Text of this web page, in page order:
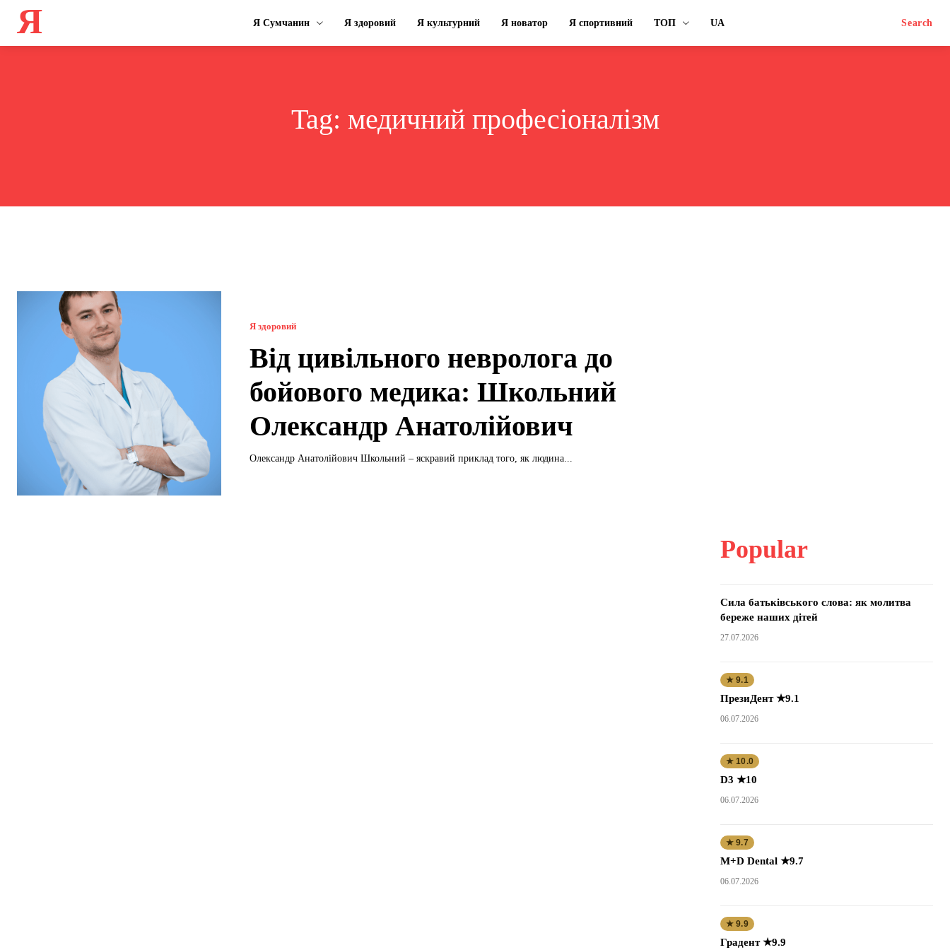
Я Я Сумчанин Я здоровий Я культурний Я новатор Я спортивний ТОП UA Search
Tag: медичний професіоналізм
Я здоровий
Від цивільного невролога до
бойового медика: Школьний
Олександр Анатолійович
Олександр Анатолійович Школьний – яскравий приклад того, як людина...
Popular
Сила батьківського слова: як молитва
береже наших дітей
27.07.2026
★ 9.1
ПрезиДент ★9.1
06.07.2026
★ 10.0
D3 ★10
06.07.2026
★ 9.7
M+D Dental ★9.7
06.07.2026
★ 9.9
Градент ★9.9